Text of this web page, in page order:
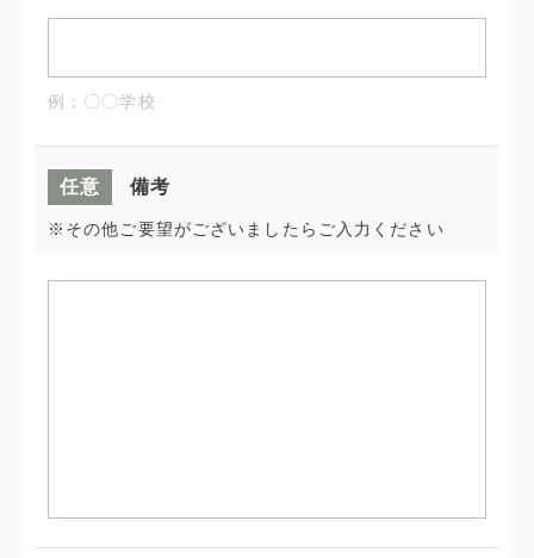
例：〇〇学校
任意 備考
※その他ご要望がございましたらご入力ください